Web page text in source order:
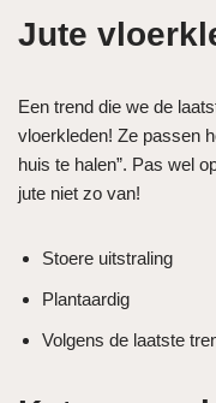
Jute
Een trend die we de
vloerkleden! Ze passen
huis te halen”. Pas wel
jute niet zo van!
Stoere uitstraling
Plantaardig
Volgens de laatste